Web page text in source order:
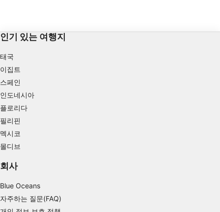
인기 있는 여행지
태국
이집트
스페인
인도네시아
플로리다
필리핀
멕시코
몰디브
회사
Blue Oceans
자주하는 질문(FAQ)
Measure advertising performance
Understand audiences through statistics or
combinations of data from different sources
Develop and improve services
Use precise geolocation data